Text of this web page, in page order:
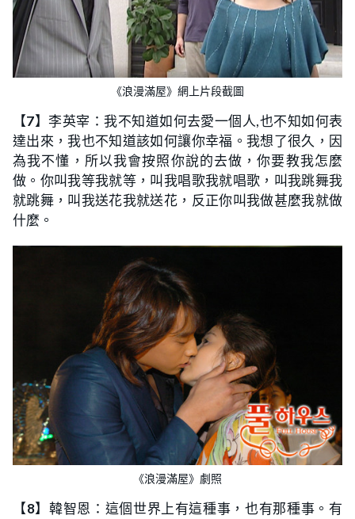
《浪漫滿屋》網上片段截圖
【7】李英宰：我不知道如何去愛一個人,也不知如何表
達出來，我也不知道該如何讓你幸福。我想了很久，因
為我不懂，所以我會按照你說的去做，你要教我怎麼
做。你叫我等我就等，叫我唱歌我就唱歌，叫我跳舞我
就跳舞，叫我送花我就送花，反正你叫我做甚麼我就做
什麼。
《浪漫滿屋》劇照
【8】韓智恩：這個世界上有這種事，也有那種事。有